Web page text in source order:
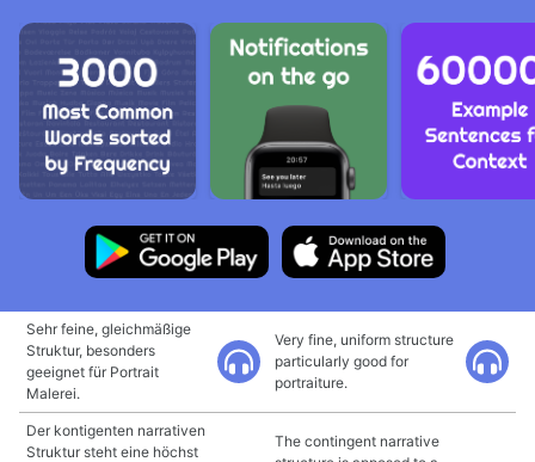
Sehr feine, gleichmäßige
Struktur, besonders
geeignet für Portrait
Malerei.
Very fine, uniform structure
particularly good for
portraiture.
Der kontigenten narrativen
Struktur steht eine höchst
The contingent narrative